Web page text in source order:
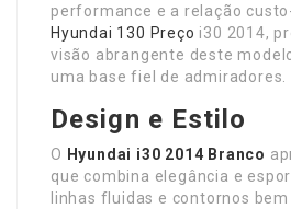
performance e a relação
Hyundai 130 Preço i30 2014,
visão abrangente deste
uma base fiel de admiradores.
Design e Estilo
O Hyundai i30 2014 Branco
que combina elegância e
linhas fluidas e contornos